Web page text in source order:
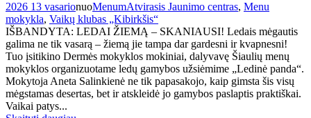
2026 13 vasarionuoMenumAtvirasis Jaunimo centras, Menu
mokykla, Vaikų klubas „Kibirkšis“
IŠBANDYTA: LEDAI ŽIEMĄ – SKANIAUSI! Ledais mėgautis
galima ne tik vasarą – žiemą jie tampa dar gardesni ir kvapnesni!
Tuo įsitikino Dermės mokyklos mokiniai, dalyvavę Šiaulių menų
mokyklos organizuotame ledų gamybos užsiėmime „Ledinė panda“.
Mokytoja Aneta Salinkienė ne tik papasakojo, kaip gimsta šis visų
mėgstamas desertas, bet ir atskleidė jo gamybos paslaptis praktiškai.
Vaikai patys...